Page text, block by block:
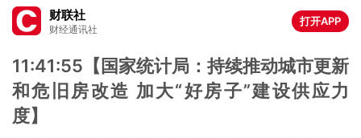
财联社
财经通讯社
打开APP
11:41:55【国家统计局：持续推动城市更新
和危旧房改造 加大“好房子”建设供应力
度】